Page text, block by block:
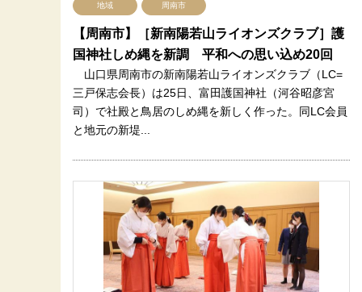
地域 周南市
【周南市】［新南陽若山ライオンズクラブ］護
国神社しめ縄を新調 平和への思い込め20回
山口県周南市の新南陽若山ライオンズクラブ（LC=
三戸保志会長）は25日、富田護国神社（河谷昭彦宮
司）で社殿と鳥居のしめ縄を新しく作った。同LC会員
と地元の新堤...